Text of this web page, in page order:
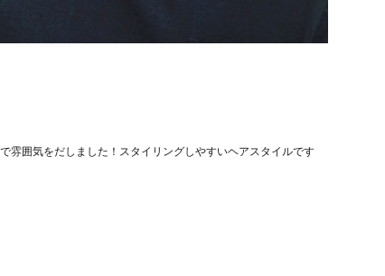
雰囲気をだしました！スタイリングしやすいヘアスタイルです